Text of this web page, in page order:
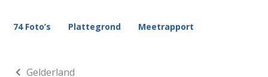
74 Foto’s Plattegrond Meetrapport
Gelderland